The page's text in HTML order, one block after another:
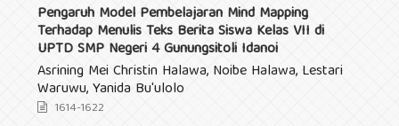
Pengaruh Model Pembelajaran Mind Mapping
Terhadap Menulis Teks Berita Siswa Kelas VII di
UPTD SMP Negeri 4 Gunungsitoli Idanoi
Asrining Mei Christin Halawa, Noibe Halawa, Lestari
Waruwu, Yanida Bu'ulolo
1614-1622